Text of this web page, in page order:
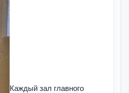
Каждый зал главного